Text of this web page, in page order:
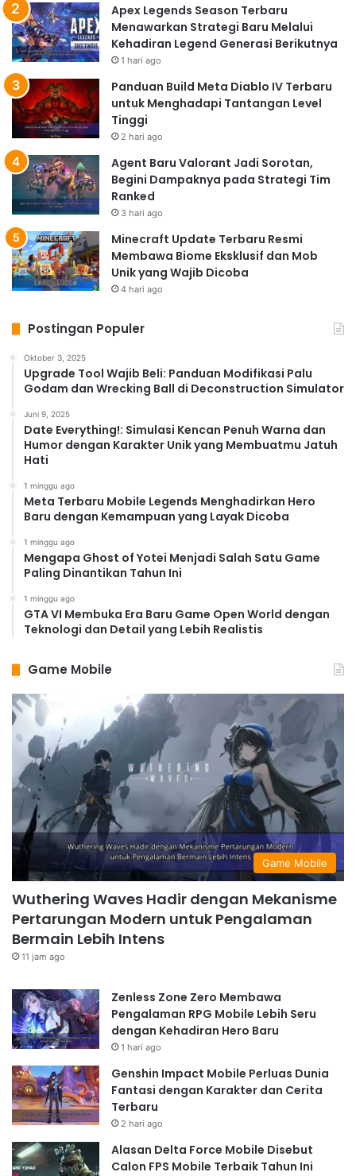
Apex Legends Season Terbaru
Menawarkan Strategi Baru Melalui
Kehadiran Legend Generasi Berikutnya
1 hari ago
Panduan Build Meta Diablo IV Terbaru
untuk Menghadapi Tantangan Level
Tinggi
2 hari ago
Agent Baru Valorant Jadi Sorotan,
Begini Dampaknya pada Strategi Tim
Ranked
3 hari ago
Minecraft Update Terbaru Resmi
Membawa Biome Eksklusif dan Mob
Unik yang Wajib Dicoba
4 hari ago
Postingan Populer
Oktober 3, 2025
Upgrade Tool Wajib Beli: Panduan Modifikasi Palu
Godam dan Wrecking Ball di Deconstruction Simulator
Juni 9, 2025
Date Everything!: Simulasi Kencan Penuh Warna dan
Humor dengan Karakter Unik yang Membuatmu Jatuh
Hati
1 minggu ago
Meta Terbaru Mobile Legends Menghadirkan Hero
Baru dengan Kemampuan yang Layak Dicoba
1 minggu ago
Mengapa Ghost of Yotei Menjadi Salah Satu Game
Paling Dinantikan Tahun Ini
1 minggu ago
GTA VI Membuka Era Baru Game Open World dengan
Teknologi dan Detail yang Lebih Realistis
Game Mobile
Game Mobile
Wuthering Waves Hadir dengan Mekanisme
Pertarungan Modern untuk Pengalaman
Bermain Lebih Intens
11 jam ago
Zenless Zone Zero Membawa
Pengalaman RPG Mobile Lebih Seru
dengan Kehadiran Hero Baru
1 hari ago
Genshin Impact Mobile Perluas Dunia
Fantasi dengan Karakter dan Cerita
Terbaru
2 hari ago
Alasan Delta Force Mobile Disebut
Calon FPS Mobile Terbaik Tahun Ini